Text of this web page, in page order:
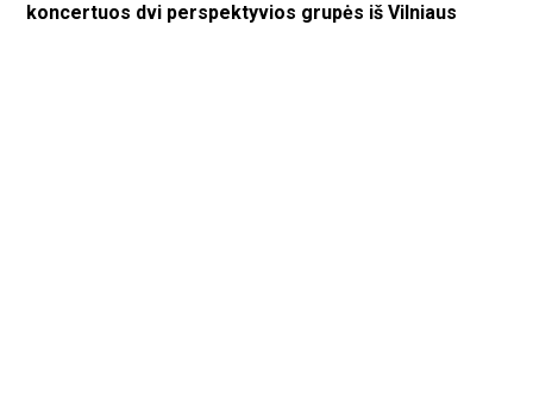
koncertuos dvi perspektyvios grupės iš Vilniaus